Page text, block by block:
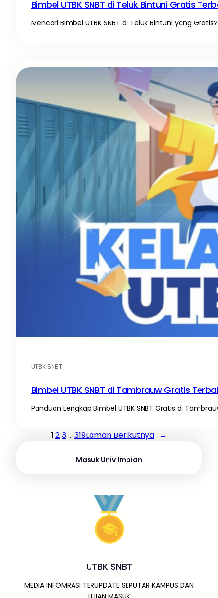
Bimbel UTBK SNBT di Teluk Bintuni Gratis
Mencari Bimbel UTBK SNBT di Teluk Bintuni yang
UTBK SNBT·
Bimbel UTBK SNBT di Tambrauw Gratis
Panduan Lengkap Bimbel UTBK SNBT Gratis di
1 23… 319Laman Berikutnya →
Masuk Univ Impian
UTBK SNBT
MEDIA INFOMRASI TERUPDATE SEPUTAR KAMPUS DAN